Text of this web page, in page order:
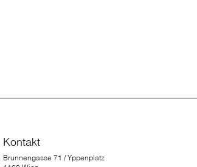
Kontakt
Brunnengasse 71 / Yppenplatz